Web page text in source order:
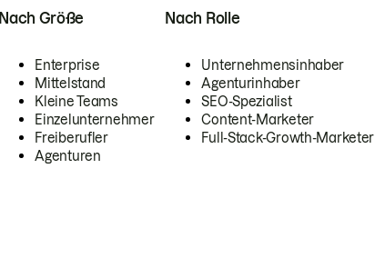
Nach Größe
Enterprise
Mittelstand
Kleine Teams
Einzelunternehmer
Freiberufler
Agenturen
Nach Rolle
Unternehmensinhaber
Agenturinhaber
SEO-Spezialist
Content-Marketer
Full-Stack-Growth-Marketer